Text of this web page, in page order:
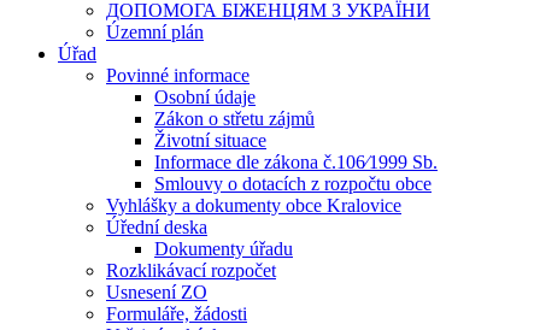
ДОПОМОГА БІЖЕНЦЯМ З УКРАЇНИ
Územní plán
Úřad
Povinné informace
Osobní údaje
Zákon o střetu zájmů
Životní situace
Informace dle zákona č.106⁄1999 Sb.
Smlouvy o dotacích z rozpočtu obce
Vyhlášky a dokumenty obce Kralovice
Úřední deska
Dokumenty úřadu
Rozklikávací rozpočet
Usnesení ZO
Formuláře, žádosti